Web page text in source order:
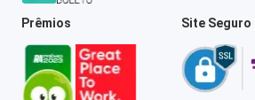
Prêmios Site Seguro